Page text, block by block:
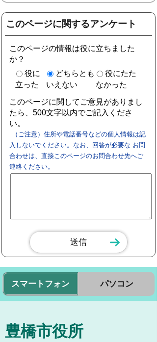
このページに関するアンケート
このページの情報は役に立ちました
か？
役に
立った
どちらとも
いえない
役にたた
なかった
このページに関してご意見がありまし
たら、500文字以内でご記入くださ
い。
（ご注意）住所や電話番号などの個人情報は記
入しないでください。なお、回答が必要な お問
合わせは、直接このページのお問合わせ先へご
連絡ください。
スマートフォン パソコン
豊橋市役所